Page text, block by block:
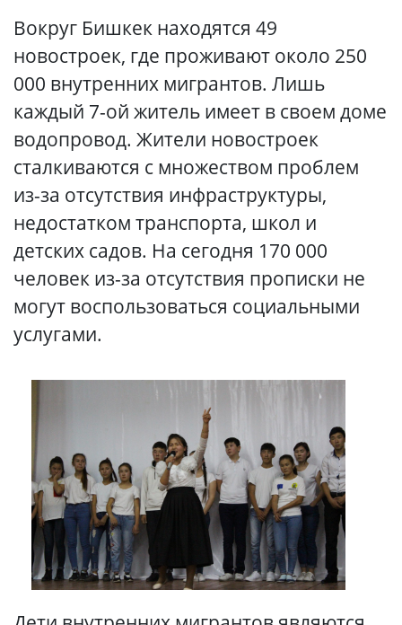
Вокруг Бишкек находятся 49
новостроек, где проживают около 250
000 внутренних мигрантов. Лишь
каждый 7-ой житель имеет в своем доме
водопровод. Жители новостроек
сталкиваются с множеством проблем
из-за отсутствия инфраструктуры,
недостатком транспорта, школ и
детских садов. На сегодня 170 000
человек из-за отсутствия прописки не
могут воспользоваться социальными
услугами.